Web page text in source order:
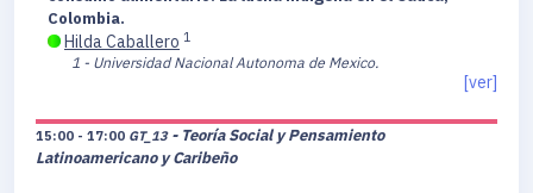
Colombia.
Hilda Caballero 1
1 - Universidad Nacional Autonoma de Mexico.
[ver]
15:00 - 17:00 GT_13 - Teoría Social y Pensamiento
Latinoamericano y Caribeño